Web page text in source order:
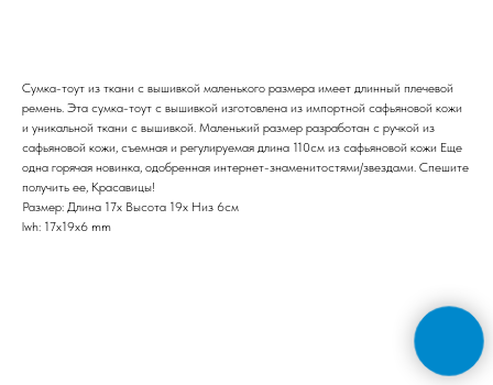
Сумка-тоут из ткани с вышивкой маленького размера имеет длинный плечевой
ремень. Эта сумка-тоут с вышивкой изготовлена ​​из импортной сафьяновой кожи
и уникальной ткани с вышивкой. Маленький размер разработан с ручкой из
сафьяновой кожи, съемная и регулируемая длина 110см из сафьяновой кожи Еще
одна горячая новинка, одобренная интернет-знаменитостями/звездами. Спешите
получить ее, Красавицы!
Размер: Длина 17x Высота 19x Низ 6см
lwh: 17x19x6 mm